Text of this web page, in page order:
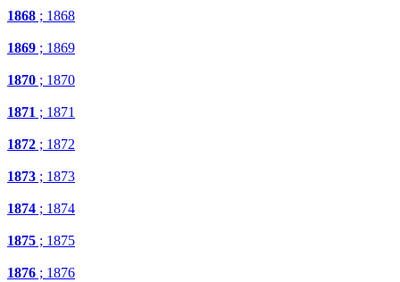
1868 ; 1868
1869 ; 1869
1870 ; 1870
1871 ; 1871
1872 ; 1872
1873 ; 1873
1874 ; 1874
1875 ; 1875
1876 ; 1876